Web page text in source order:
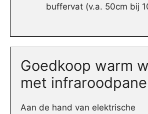
buffervat (v.a. 50cm bij
Goedkoop warm
met
Aan de hand van elektrische